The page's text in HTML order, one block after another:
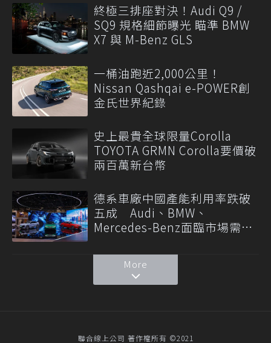
終極三排座對決！Audi Q9 /
SQ9 規格細節曝光 瞄準 BMW
X7 與 M-Benz GLS
一桶油跑近2,000公里！
Nissan Qashqai e-POWER創
金氏世界紀錄
史上最貴全球限量Corolla
TOYOTA GRMN Corolla要價破
兩百萬新台幣
德系車廠中國產能利用率跌破
五成 Audi、BMW、
Mercedes-Benz面臨市場需求
More
聯合線上公司 著作權所有 ©2021